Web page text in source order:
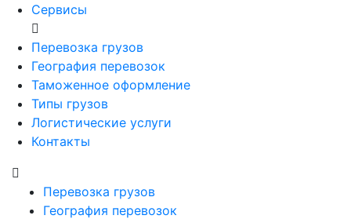
Сервисы
Перевозка грузов
География перевозок
Таможенное оформление
Типы грузов
Логистические услуги
Контакты
Перевозка грузов
География перевозок